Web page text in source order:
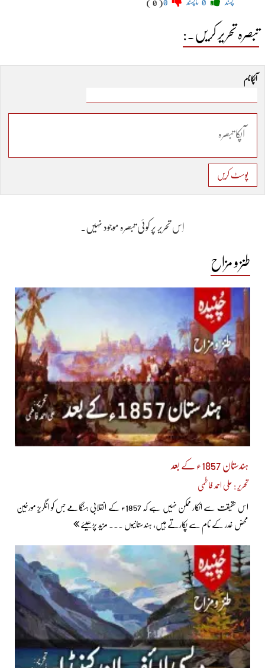
پسند ناپسند ( 0 )
تبصرہ تحریر کریں۔:
آپکا نام
پوسٹ کریں
اِس تحریر پر کوئی تبصرہ موجود نہیں۔
طنز و مزاح
ہندستان 1857ء کے بعد
تحریر : علی احمد فاطمی
اس حقیقت سے انکار ممکن نہیں ہے کہ 1857ء کے انقلابی ہنگامے جس کو انگریز مورخین
محض غدر کے نام سے پکارتے ہیں، ہندستانیوں ... مزید پڑھیئے